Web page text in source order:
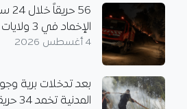
56
الإخماد في 3 ولايات
4 أغسطس 2026
بعد تدخلات برية
المدنية تخمد 34 حريقا في 24 ساعة